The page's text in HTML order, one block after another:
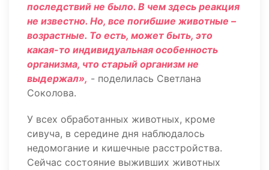
последствий не было. В чем здесь реакция
не известно. Но, все погибшие животные –
возрастные. То есть, может быть, это
какая-то индивидуальная особенность
организма, что старый организм не
выдержал», - поделилась Светлана
Соколова.
У всех обработанных животных, кроме
сивуча, в середине дня наблюдалось
недомогание и кишечные расстройства.
Сейчас состояние выживших животных